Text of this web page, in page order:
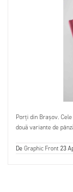
Porți din Brașov.
două variante de
DeGraphic Front23